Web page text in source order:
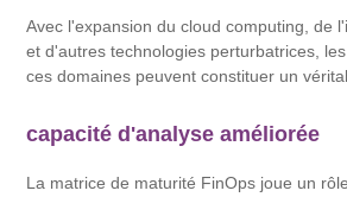
Avec l'expansion du cloud computing, de
et d'autres technologies perturbatrices,
ces domaines peuvent constituer un
capacité d'analyse améliorée
La matrice de maturité FinOps joue un